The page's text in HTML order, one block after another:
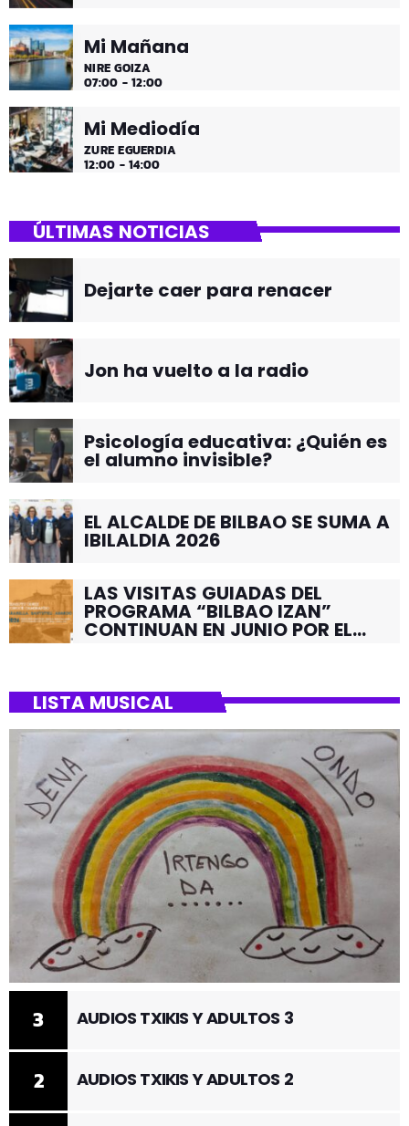
Mi Mañana
NIRE GOIZA
07:00 - 12:00
Mi Mediodía
ZURE EGUERDIA
12:00 - 14:00
ÚLTIMAS NOTICIAS
Dejarte caer para renacer
Jon ha vuelto a la radio
Psicología educativa: ¿Quién es
el alumno invisible?
EL ALCALDE DE BILBAO SE SUMA A
IBILALDIA 2026
LAS VISITAS GUIADAS DEL
PROGRAMA “BILBAO IZAN”
CONTINUAN EN JUNIO POR EL
LISTA MUSICAL
2 AUDIOS TXIKIS Y ADULTOS 2
3 AUDIOS TXIKIS Y ADULTOS 3